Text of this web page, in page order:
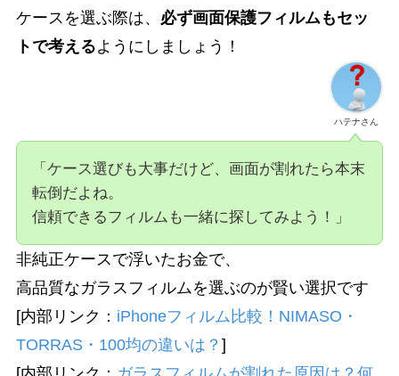
ケースを選ぶ際は、 必ず画面保護フィルムもセッ
トで考えるようにしましょう！
ハテナさん
「ケース選びも大事だけど、画面が割れたら本末
転倒だよね。
信頼できるフィルムも一緒に探してみよう！」
非純正ケースで浮いたお金で、
高品質なガラスフィルムを選ぶのが賢い選択です
[内部リンク： iPhoneフィルム比較！NIMASO・
TORRAS・100均の違いは？ ]